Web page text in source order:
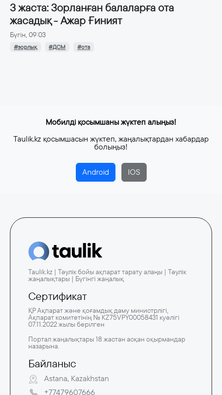
3 жаста: Зорланған балаларға ота
жасадық - Ажар Ғиният
Бүгін, 09:03
#зорлық #ДСМ #ота
Мобилді қосымшаны жүктеп алыңыз!
Taulik.kz қосымшасын жүктеп, жаңалықтардан хабардар
болыңыз!
Android IOS
Taulik.kz | Тәулік бойы ақпарат тарату алаңы | Тәулік
жаңалықтары | Бүгінгі жаңалық
Сертификат
ҚР Ақпарат және қоғамдық даму министрлігі,
Ақпарат комитетінің № KZ75VPY00058431 куәлігі
07.11.2022 жылы берілген
Портал жаңалықтары 18 жастан асқан оқырмандар
назарына.
Байланыс
Astana, Kazakhstan
+77479607666